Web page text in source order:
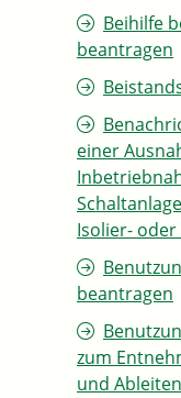
Beihilfe
beantragen
einer
Isolier-
beantragen
zum
und